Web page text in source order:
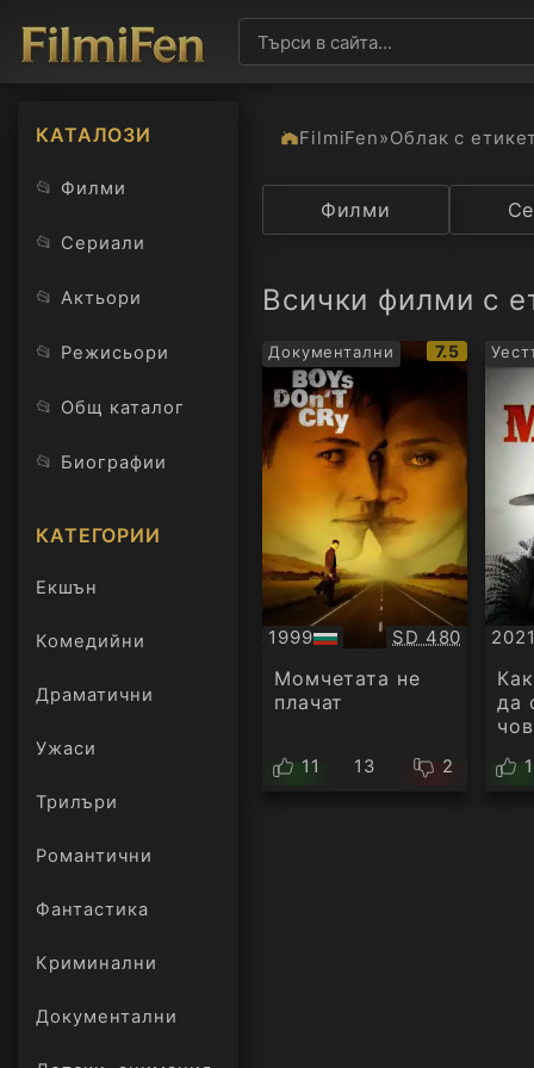
КАТАЛОЗИ
📂 Филми
📂 Сериали
📂 Актьори
📂 Режисьори
📂 Общ каталог
📂 Биографии
КАТЕГОРИИ
Екшън
Комедийни
Драматични
Ужаси
Трилъри
онлайн
Романтични
Фантастика
Криминални
Документални
FilmiFen»Облак с
Категория
Филми
Всички филми с
Документални
IMDb
рейтинг:
7.5
1999
БГ
аудио
Качество:
SD 480
Момчетата не
плачат
11 13 2
2021
да